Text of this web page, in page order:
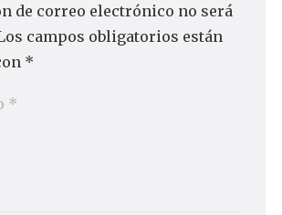
de correo electrónico no será
campos obligatorios están
*